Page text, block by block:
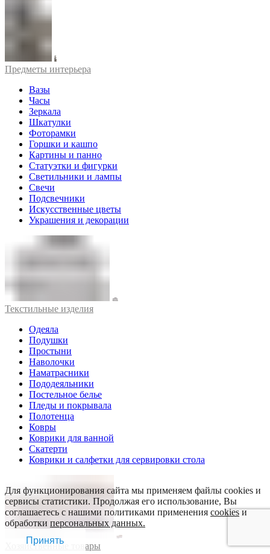
Предметы интерьера
Вазы
Часы
Зеркала
Шкатулки
Фоторамки
Горшки и кашпо
Картины и панно
Статуэтки и фигурки
Светильники и лампы
Свечи
Подсвечники
Искусственные цветы
Украшения и декорации
Текстильные изделия
Одеяла
Подушки
Простыни
Наволочки
Наматрасники
Пододеяльники
Постельное белье
Пледы и покрывала
Полотенца
Ковры
Коврики для ванной
Скатерти
Коврики и салфетки для сервировки стола
Хозяйственные товары
Для функционирования сайта мы применяем файлы cookies и
сервисы статистики. Продолжая его использование, Вы
соглашаетесь с нашими политиками применения cookiesи
обработки персональных данных.
Принять